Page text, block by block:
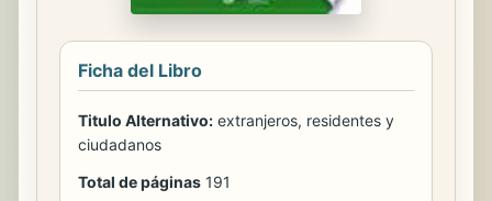
Ficha del Libro
Titulo Alternativo: extranjeros, residentes y
ciudadanos
Total de páginas 191